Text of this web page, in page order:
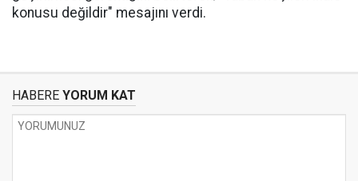
konusu değildir" mesajını verdi.
HABERE YORUM KAT